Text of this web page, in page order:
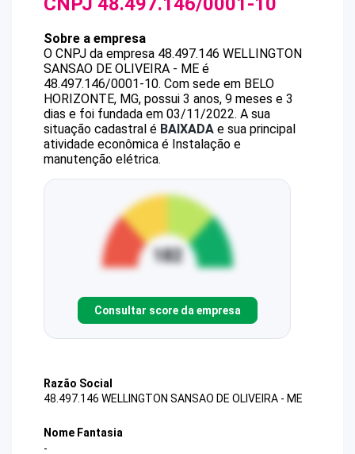
Sobre a empresa
O CNPJ da empresa 48.497.146 WELLINGTON
SANSAO DE OLIVEIRA - ME é
48.497.146/0001-10. Com sede em BELO
HORIZONTE, MG, possui 3 anos, 9 meses e 3
dias e foi fundada em 03/11/2022. A sua
situação cadastral é BAIXADA e sua principal
atividade econômica é Instalação e
manutenção elétrica.
Consultar score da empresa
Razão Social
48.497.146 WELLINGTON SANSAO DE OLIVEIRA - ME
Nome Fantasia
-